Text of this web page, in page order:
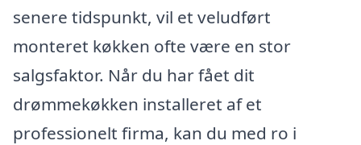
senere tidspunkt, vil et veludført
monteret køkken ofte være en stor
salgsfaktor. Når du har fået dit
drømmekøkken installeret af et
professionelt firma, kan du med ro i